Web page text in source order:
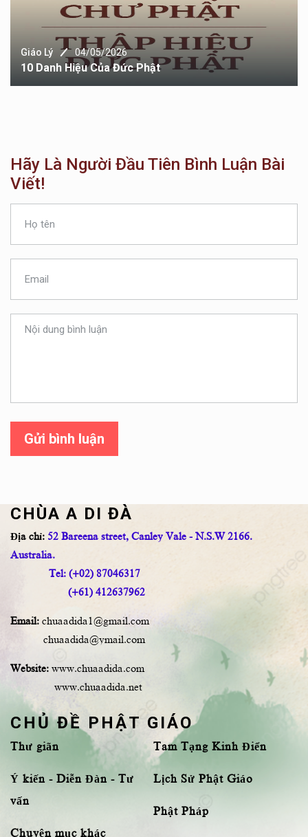
Giáo Lý 04/05/2026
10 Danh Hiệu Của Đức Phật
Hãy Là Người Đầu Tiên Bình Luận Bài
Viết!
Gửi bình luận
CHÙA A DI ĐÀ
Địa chỉ: 52 Bareena street, Canley Vale - N.S.W 2166.
Australia.
Tel: (+02) 87046317
(+61) 412637962
Email: chuaadida1@gmail.com
chuaadida@ymail.com
Website: www.chuaadida.com
www.chuaadida.net
CHỦ ĐỀ PHẬT GIÁO
Thư giãn
Ý kiến - Diễn Đàn - Tư
vấn
Chuyên mục khác
Tam Tạng Kinh Điển
Lịch Sử Phật Giáo
Phật Pháp